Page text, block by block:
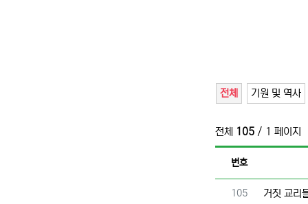
전체 기원 및 역사
전체 105 / 1 페이지
번호
번호
105 거짓 교리